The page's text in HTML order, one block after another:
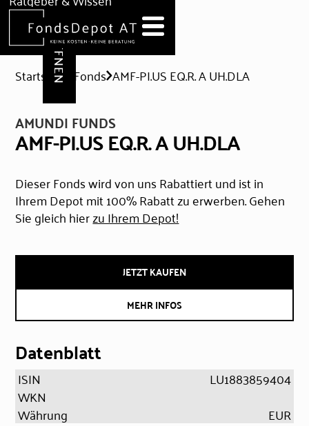
Hilfe & Formulare
DEPOT ERÖFFNEN
Startseite Fonds AMF-PI.US EQ.R. A UH.DLA
AMUNDI FUNDS
AMF-PI.US EQ.R. A UH.DLA
Dieser Fonds wird von uns Rabattiert und ist in
Ihrem Depot mit 100% Rabatt zu erwerben. Gehen
Sie gleich hierzu Ihrem Depot!
JETZT KAUFEN
MEHR INFOS
Datenblatt
ISIN
LU1883859404
WKN
Währung
EUR